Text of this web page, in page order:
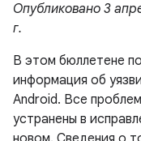
Опубликовано 3
г.
В этом бюллетене
информация об
Android. Все
устранены в